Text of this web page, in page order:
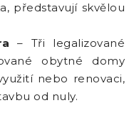
představují skvělou
– Tři legalizované
obytné domy
nebo renovaci,
od nuly.